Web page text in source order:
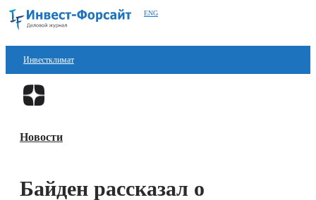
ENG
Инвестклимат
Финансы
Блокчейн
Новости
Байден рассказал о